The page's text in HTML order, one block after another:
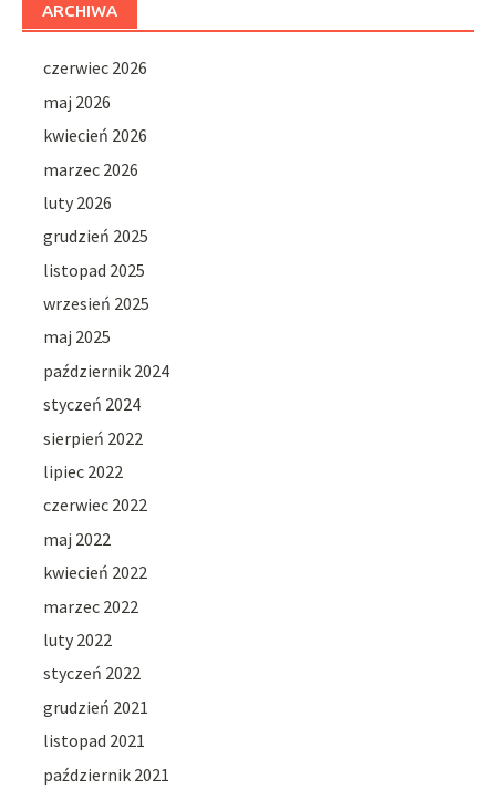
ARCHIWA
czerwiec 2026
maj 2026
kwiecień 2026
marzec 2026
luty 2026
grudzień 2025
listopad 2025
wrzesień 2025
maj 2025
październik 2024
styczeń 2024
sierpień 2022
lipiec 2022
czerwiec 2022
maj 2022
kwiecień 2022
marzec 2022
luty 2022
styczeń 2022
grudzień 2021
listopad 2021
październik 2021